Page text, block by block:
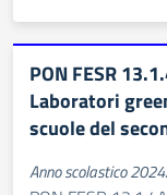
PON FESR
Laboratori
scuole del
Anno scolastico